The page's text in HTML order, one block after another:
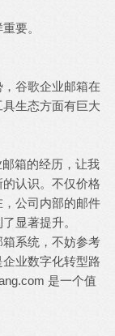
要。
谷歌企业邮箱在
生态方面有巨大
箱的经历，让我
认识。不仅价格
公司内部的邮件
显著提升。
系统，不妨参考
业数字化转型路
是一个值